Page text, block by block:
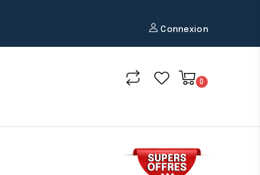
Connexion
0